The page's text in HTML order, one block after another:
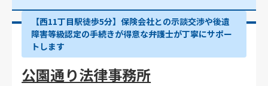
【西11丁目駅徒歩5分】保険会社との示談交渉や後遺
障害等級認定の手続きが得意な弁護士が丁寧にサポー
トします
公園通り法律事務所